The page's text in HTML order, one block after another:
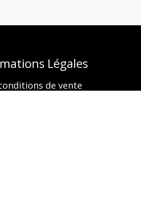
Légales
de vente